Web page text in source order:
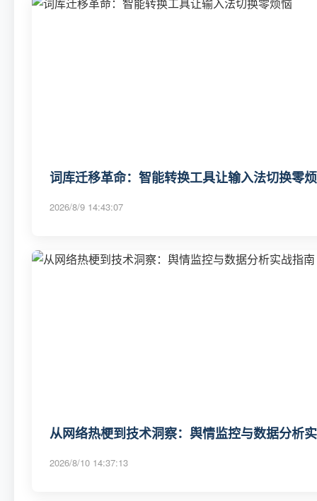
词库迁移革命：智能转换工具让输入法切换零
2026/8/9 14:43:07
从网络热梗到技术洞察：舆情监控与数据分析
2026/8/10 14:37:13